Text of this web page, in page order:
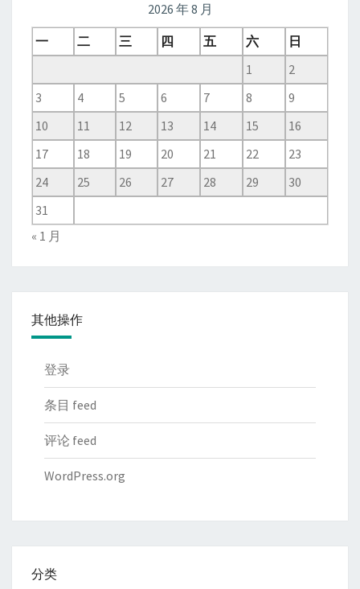
2026 年 8 月
一
二 三 四 五 六
日
1
2
3
4 5 6 7 8
9
10
11 12 13 14 15
16
17
18 19 20 21 22
23
24
25 26 27 28 29
30
31
« 1 月
其他操作
登录
条目 feed
评论 feed
WordPress.org
分类